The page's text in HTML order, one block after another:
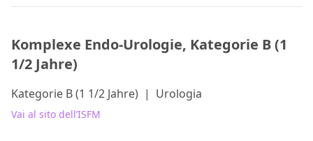
Komplexe Endo-Urologie, Kategorie B (1
1/2 Jahre)
Kategorie B (1 1/2 Jahre) | Urologia
Vai al sito dell’ISFM